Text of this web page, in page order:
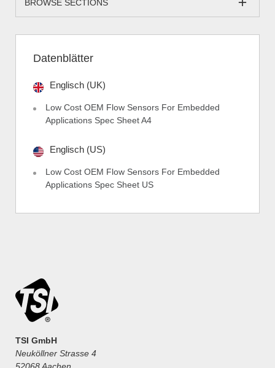
BROWSE SECTIONS
Datenblätter
Englisch (UK)
Low Cost OEM Flow Sensors For Embedded
Applications Spec Sheet A4
Englisch (US)
Low Cost OEM Flow Sensors For Embedded
Applications Spec Sheet US
TSI GmbH
Neuköllner Strasse 4
52068 Aachen